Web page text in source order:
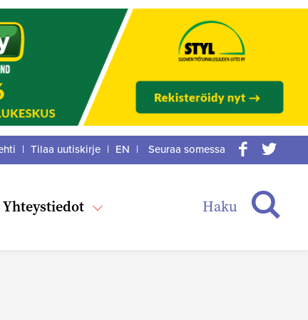
Yhteystiedot Haku
| Tilaa uutiskirje | EN |
Seuraa somessa